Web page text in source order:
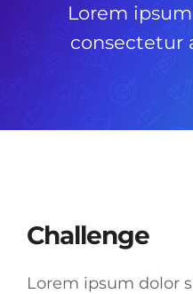
Lorem
consectetur
Challenge
Lorem ipsum dolor